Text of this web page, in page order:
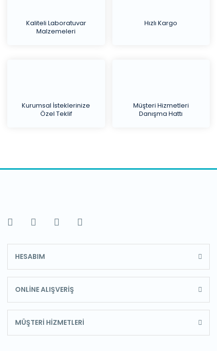
Kaliteli Laboratuvar
Malzemeleri
Hızlı Kargo
Kurumsal İsteklerinize
Özel Teklif
Müşteri Hizmetleri
Danışma Hattı
HESABIM
ONLİNE ALIŞVERİŞ
MÜŞTERİ HİZMETLERİ